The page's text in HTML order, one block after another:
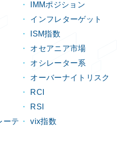
IMMポジション
インフレターゲット
ISM指数
オセアニア市場
オシレーター系
オーバーナイトリスク
RCI
RSI
ーテ
vix指数